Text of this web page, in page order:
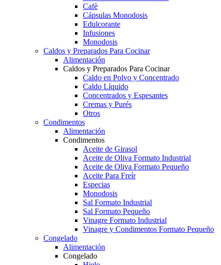
Cafè
Cápsulas Monodosis
Edulcorante
Infusiones
Monodosis
Caldos y Preparados Para Cocinar
Alimentación
Caldos y Preparados Para Cocinar
Caldo en Polvo y Concentrado
Caldo Líquido
Concentrados y Espesantes
Cremas y Purés
Otros
Condimentos
Alimentación
Condimentos
Aceite de Girasol
Aceite de Oliva Formato Industrial
Aceite de Oliva Formato Pequeño
Aceite Para Freír
Especias
Monodosis
Sal Formato Industrial
Sal Formato Pequeño
Vinagre Formato Industrial
Vinagre y Condimentos Formato Pequeño
Congelado
Alimentación
Congelado